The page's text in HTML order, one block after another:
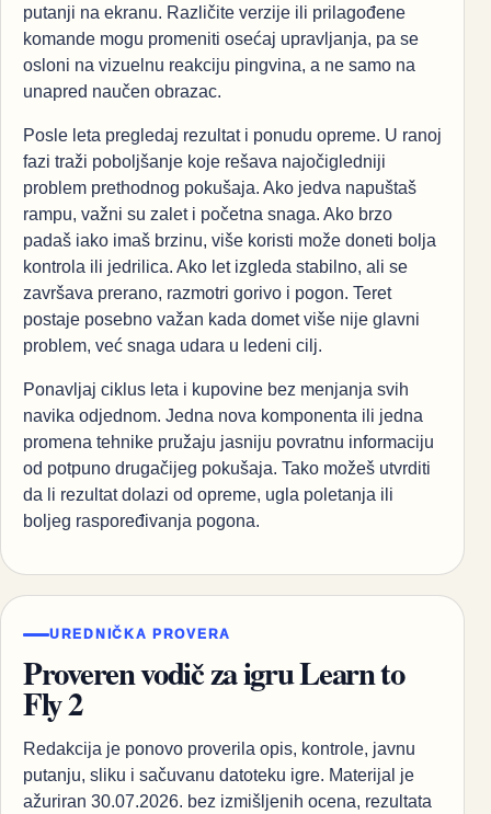
putanji na ekranu. Različite verzije ili prilagođene
komande mogu promeniti osećaj upravljanja, pa se
osloni na vizuelnu reakciju pingvina, a ne samo na
unapred naučen obrazac.
Posle leta pregledaj rezultat i ponudu opreme. U ranoj
fazi traži poboljšanje koje rešava najočigledniji
problem prethodnog pokušaja. Ako jedva napuštaš
rampu, važni su zalet i početna snaga. Ako brzo
padaš iako imaš brzinu, više koristi može doneti bolja
kontrola ili jedrilica. Ako let izgleda stabilno, ali se
završava prerano, razmotri gorivo i pogon. Teret
postaje posebno važan kada domet više nije glavni
problem, već snaga udara u ledeni cilj.
Ponavljaj ciklus leta i kupovine bez menjanja svih
navika odjednom. Jedna nova komponenta ili jedna
promena tehnike pružaju jasniju povratnu informaciju
od potpuno drugačijeg pokušaja. Tako možeš utvrditi
da li rezultat dolazi od opreme, ugla poletanja ili
boljeg raspoređivanja pogona.
UREDNIČKA PROVERA
Proveren vodič za igru Learn to
Fly 2
Redakcija je ponovo proverila opis, kontrole, javnu
putanju, sliku i sačuvanu datoteku igre. Materijal je
ažuriran 30.07.2026. bez izmišljenih ocena, rezultata